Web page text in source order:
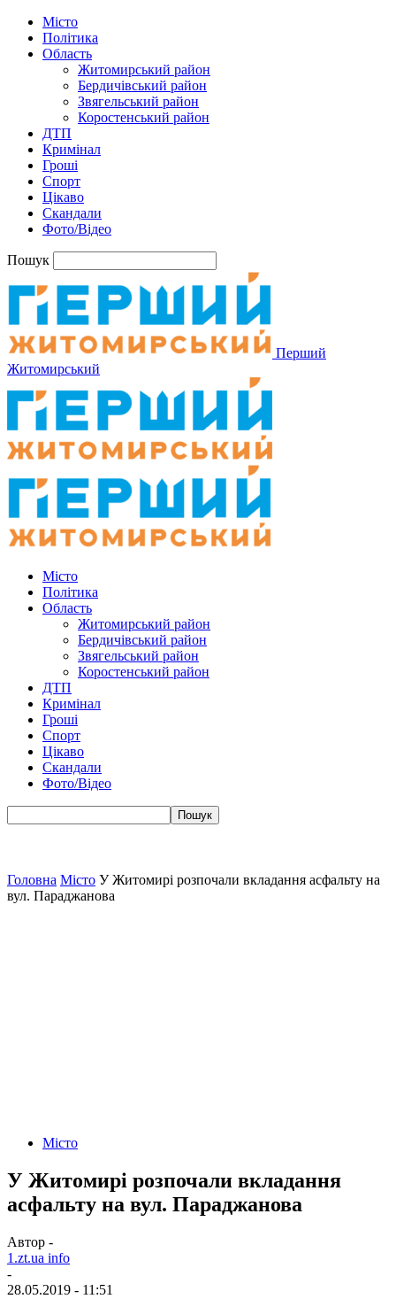
Місто
Політика
Область
Житомирський район
Бердичівський район
Звягельський район
Коростенський район
ДТП
Кримінал
Гроші
Спорт
Цікаво
Скандали
Фото/Відео
Пошук
Перший
Житомирський
Місто
Політика
Область
Житомирський район
Бердичівський район
Звягельський район
Коростенський район
ДТП
Кримінал
Гроші
Спорт
Цікаво
Скандали
Фото/Відео
Головна Місто У Житомирі розпочали вкладання асфальту на
вул. Параджанова
Місто
У Житомирі розпочали вкладання
асфальту на вул. Параджанова
Автор -
1.zt.ua info
-
28.05.2019 - 11:51